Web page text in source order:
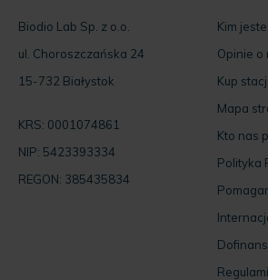
Biodio Lab Sp. z o.o.
ul. Choroszczańska 24
15-732 Białystok
KRS: 0001074861
NIP: 5423393334
REGON: 385435834
Kim
Opinie o
Kup
Mapa
Kto nas
Polityka